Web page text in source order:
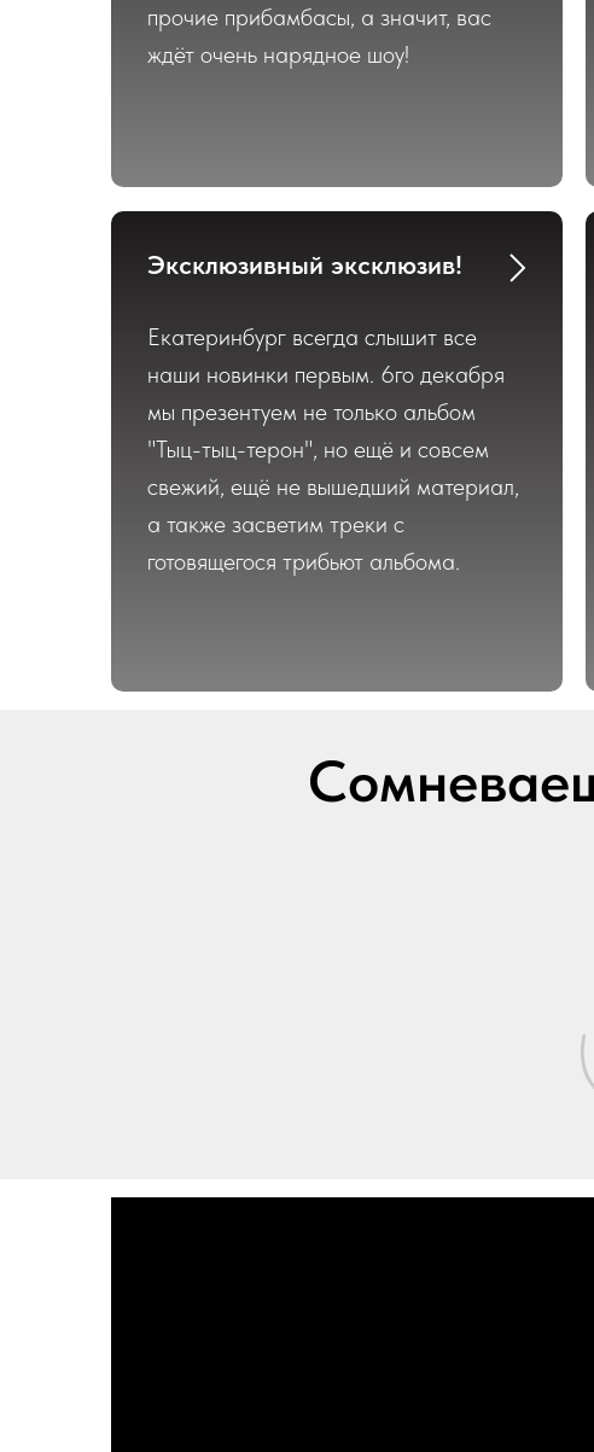
прочие прибамбасы, а значит, вас
ждёт очень нарядное шоу!
Эксклюзивный эксклюзив!
Екатеринбург всегда слышит все
наши новинки первым. 6го декабря
мы презентуем не только альбом
"Тыц-тыц-терон", но ещё и совсем
свежий, ещё не вышедший материал,
а также засветим треки с
готовящегося трибьют альбома.